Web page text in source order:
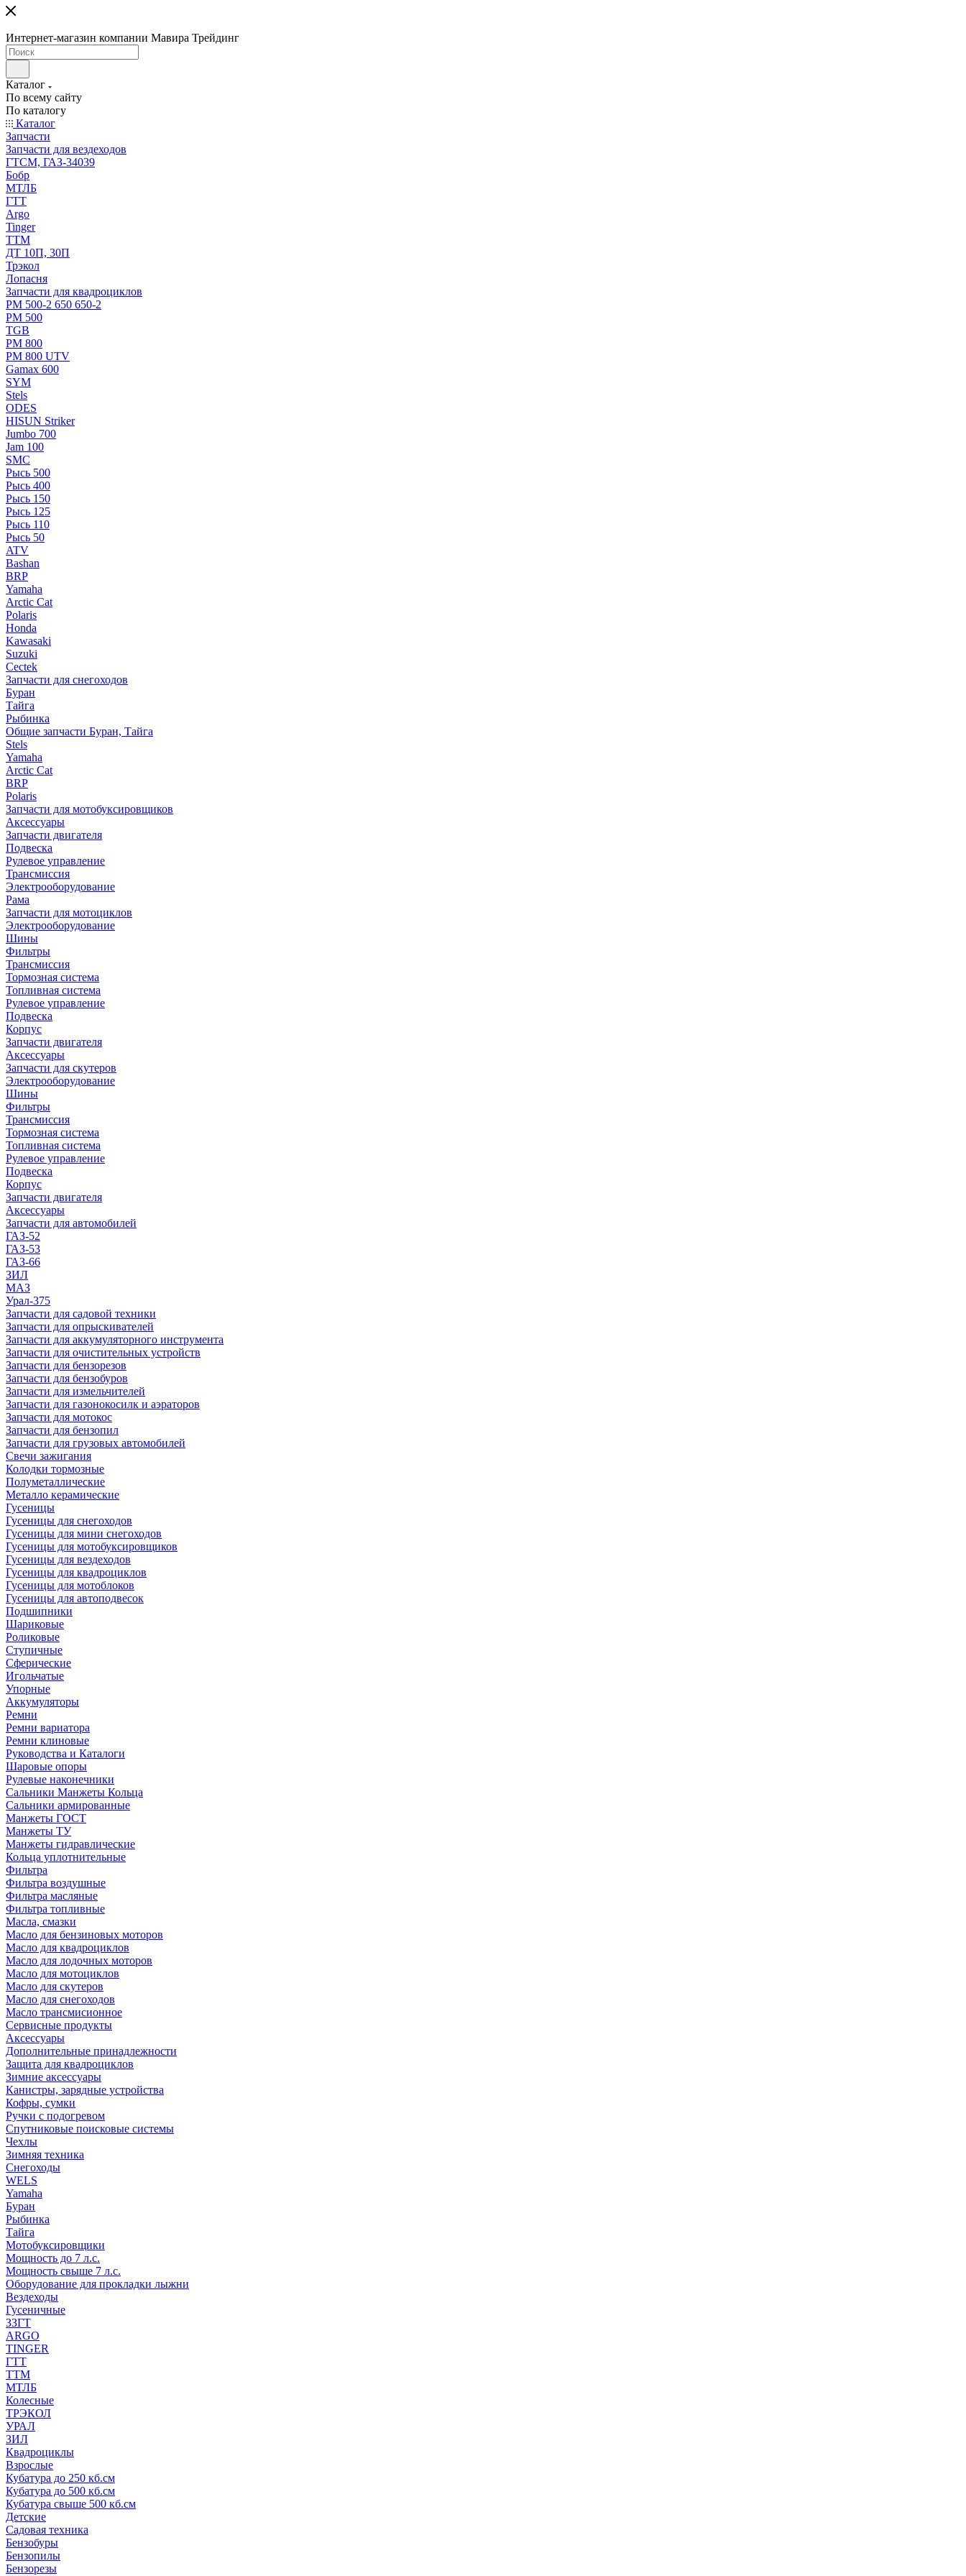
Интернет-магазин компании Мавира Трейдинг
Каталог
По всему сайту
По каталогу
Каталог
Запчасти
Запчасти для вездеходов
ГТСМ, ГАЗ-34039
Бобр
МТЛБ
ГТТ
Argo
Tinger
ТТМ
ДТ 10П, 30П
Трэкол
Лопасня
Запчасти для квадроциклов
РМ 500-2 650 650-2
РМ 500
TGB
РМ 800
РМ 800 UTV
Gamax 600
SYM
Stels
ОDЕS
HISUN Striker
Jumbo 700
Jam 100
SMC
Рысь 500
Рысь 400
Рысь 150
Рысь 125
Рысь 110
Рысь 50
ATV
Bashan
BRP
Yamaha
Arctic Cat
Polaris
Honda
Kawasaki
Suzuki
Cectek
Запчасти для снегоходов
Буран
Тайга
Рыбинка
Общие запчасти Буран, Тайга
Stels
Yamaha
Arctic Cat
BRP
Polaris
Запчасти для мотобуксировщиков
Аксессуары
Запчасти двигателя
Подвеска
Рулевое управление
Трансмиссия
Электрооборудование
Рама
Запчасти для мотоциклов
Электрооборудование
Шины
Фильтры
Трансмиссия
Тормозная система
Топливная система
Рулевое управление
Подвеска
Корпус
Запчасти двигателя
Аксессуары
Запчасти для скутеров
Электрооборудование
Шины
Фильтры
Трансмиссия
Тормозная система
Топливная система
Рулевое управление
Подвеска
Корпус
Запчасти двигателя
Аксессуары
Запчасти для автомобилей
ГАЗ-52
ГАЗ-53
ГАЗ-66
ЗИЛ
МАЗ
Урал-375
Запчасти для садовой техники
Запчасти для опрыскивателей
Запчасти для аккумуляторного инструмента
Запчасти для очистительных устройств
Запчасти для бензорезов
Запчасти для бензобуров
Запчасти для измельчителей
Запчасти для газонокосилк и аэраторов
Запчасти для мотокос
Запчасти для бензопил
Запчасти для грузовых автомобилей
Свечи зажигания
Колодки тормозные
Полуметаллические
Металло керамические
Гусеницы
Гусеницы для снегоходов
Гусеницы для мини снегоходов
Гусеницы для мотобуксировщиков
Гусеницы для вездеходов
Гусеницы для квадроциклов
Гусеницы для мотоблоков
Гусеницы для автоподвесок
Подшипники
Шариковые
Роликовые
Ступичные
Сферические
Игольчатые
Упорные
Аккумуляторы
Ремни
Ремни вариатора
Ремни клиновые
Руководства и Каталоги
Шаровые опоры
Рулевые наконечники
Сальники Манжеты Кольца
Сальники армированные
Манжеты ГОСТ
Манжеты ТУ
Манжеты гидравлические
Кольца уплотнительные
Фильтра
Фильтра воздушные
Фильтра масляные
Фильтра топливные
Масла, смазки
Масло для бензиновых моторов
Масло для квадроциклов
Масло для лодочных моторов
Масло для мотоциклов
Масло для скутеров
Масло для снегоходов
Масло трансмисионное
Сервисные продукты
Аксессуары
Дополнительные принадлежности
Защита для квадроциклов
Зимние аксессуары
Канистры, зарядные устройства
Кофры, сумки
Ручки с подогревом
Спутниковые поисковые системы
Чехлы
Зимняя техника
Снегоходы
WELS
Yamaha
Буран
Рыбинка
Тайга
Мотобуксировщики
Мощность до 7 л.с.
Мощность свыше 7 л.с.
Оборудование для прокладки лыжни
Вездеходы
Гусеничные
ЗЗГТ
ARGO
TINGER
ГТТ
ТТМ
МТЛБ
Колесные
ТРЭКОЛ
УРАЛ
ЗИЛ
Квадроциклы
Взрослые
Кубатура до 250 кб.см
Кубатура до 500 кб.см
Кубатура свыше 500 кб.см
Детские
Садовая техника
Бензобуры
Бензопилы
Бензорезы